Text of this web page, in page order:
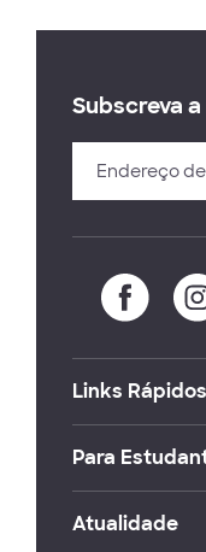
Subscreva
Links Rápidos
Para
Atualidade